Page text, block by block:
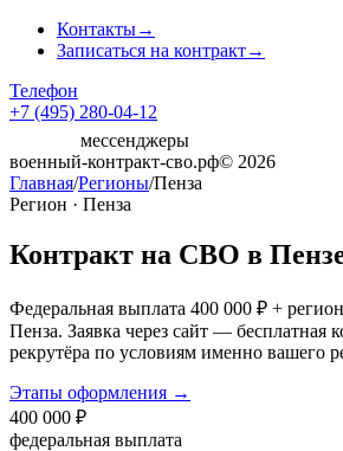
Контакты→
Записаться на контракт→
Телефон
+7 (495) 280-04-12
мессенджеры
военный-контракт-сво.рф© 2026
Главная/Регионы/Пенза
Регион · Пенза
Контракт на СВО в
Федеральная выплата 400 000 ₽ +
Пенза. Заявка через сайт — бесплатная
рекрутёра по условиям именно вашего
Этапы оформления →
400 000 ₽
федеральная выплата